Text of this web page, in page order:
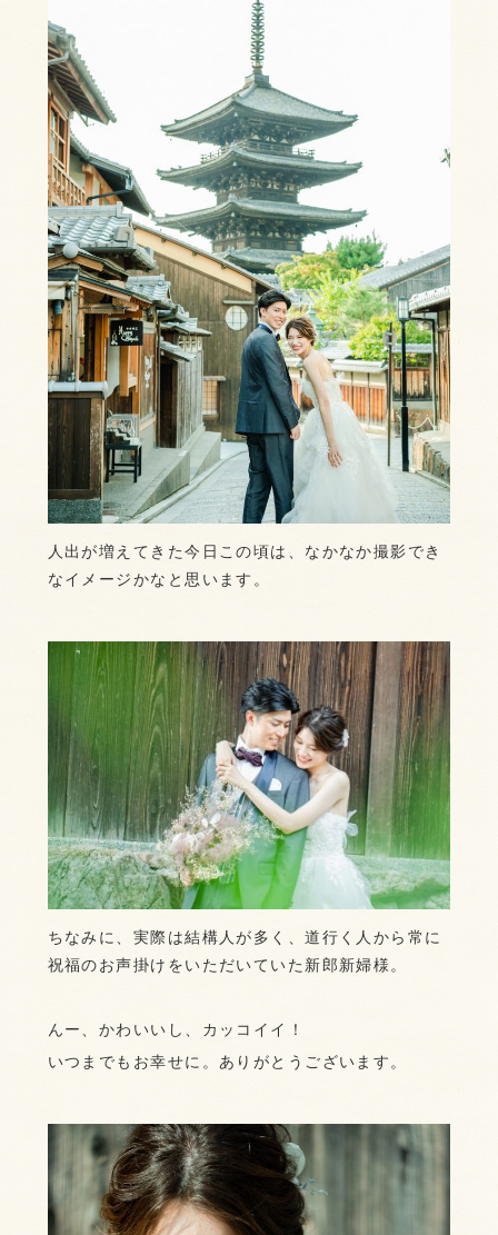
人出が増えてきた今日この頃は、なかなか撮影でき
なイメージかなと思います。
ちなみに、実際は結構人が多く、道行く人から常に
祝福のお声掛けをいただいていた新郎新婦様。
んー、かわいいし、カッコイイ！
いつまでもお幸せに。ありがとうございます。